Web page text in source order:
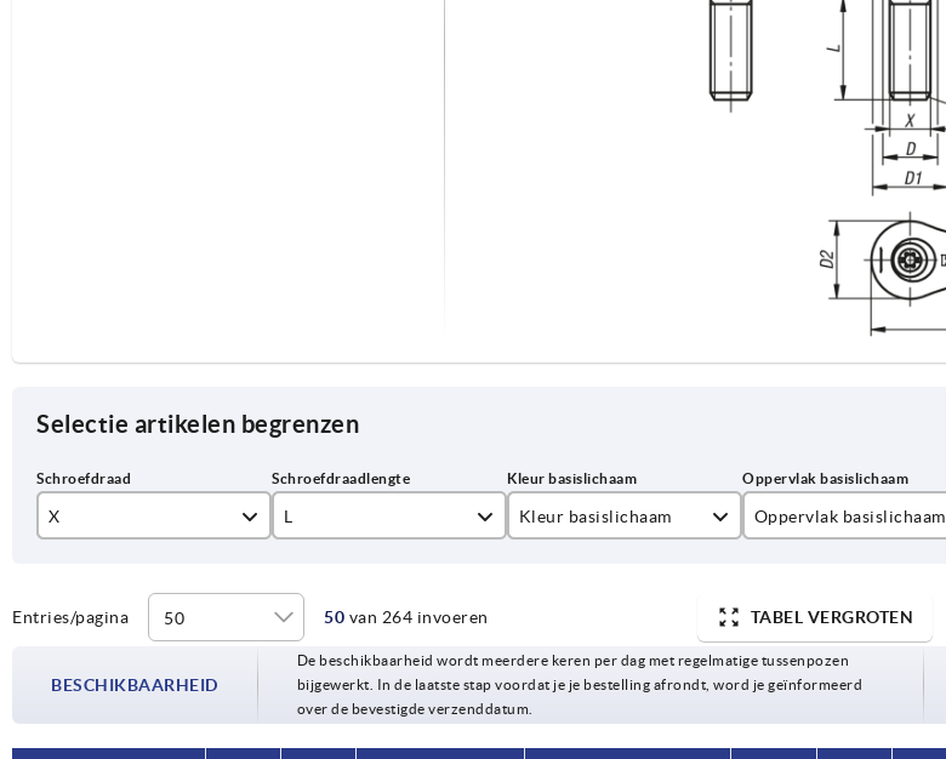
Selectie artikelen begrenzen
X
M5
L
10
15
20
Kleur basislichaam Oppervlak basislichaam
Entries/pagina 50 van 264 invoeren TABEL VERGROTEN
BESCHIKBAARHEID
De beschikbaarheid wordt meerdere keren per dag met regelmatige tussenpozen
bijgewerkt. In de laatste stap voordat je je bestelling afrondt, word je geïnformeerd
over de bevestigde verzenddatum.